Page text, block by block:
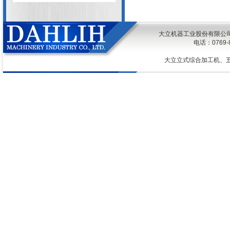
大立机器工业股份有限公
电话：0769-
大立立式综合加工机、